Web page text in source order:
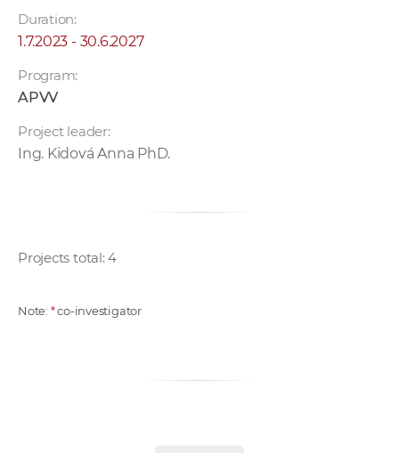
Duration:
1.7.2023 - 30.6.2027
Program:
APVV
Project leader:
Ing. Kidová Anna PhD.
Projects total: 4
Note: *co-investigator